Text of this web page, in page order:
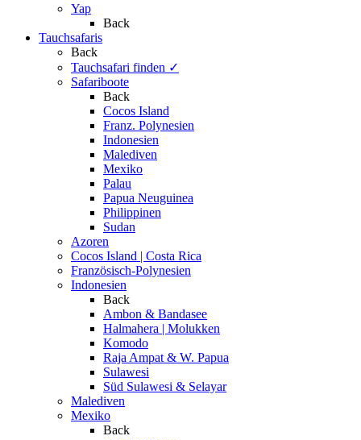
Yap
Back
Tauchsafaris
Back
Tauchsafari finden ✓
Safariboote
Back
Cocos Island
Franz. Polynesien
Indonesien
Malediven
Mexiko
Palau
Papua Neuguinea
Philippinen
Sudan
Azoren
Cocos Island | Costa Rica
Französisch-Polynesien
Indonesien
Back
Ambon & Bandasee
Halmahera | Molukken
Komodo
Raja Ampat & W. Papua
Sulawesi
Süd Sulawesi & Selayar
Malediven
Mexiko
Back